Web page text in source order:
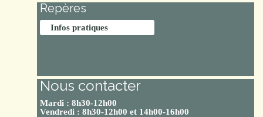
Repères
Infos pratiques
Nous contacter
Mardi : 8h30-12h00
Vendredi : 8h30-12h00 et 14h00-16h00